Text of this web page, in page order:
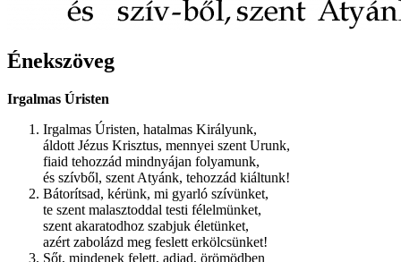
Énekszöveg
Irgalmas Úristen
Irgalmas Úristen, hatalmas Királyunk,
áldott Jézus Krisztus, mennyei szent Urunk,
fiaid tehozzád mindnyájan folyamunk,
és szívből, szent Atyánk, tehozzád kiáltunk!
Bátorítsad, kérünk, mi gyarló szívünket,
te szent malasztoddal testi félelmünket,
szent akaratodhoz szabjuk életünket,
azért zabolázd meg feslett erkölcsünket!
Sőt, mindenek felett, adjad, örömödben